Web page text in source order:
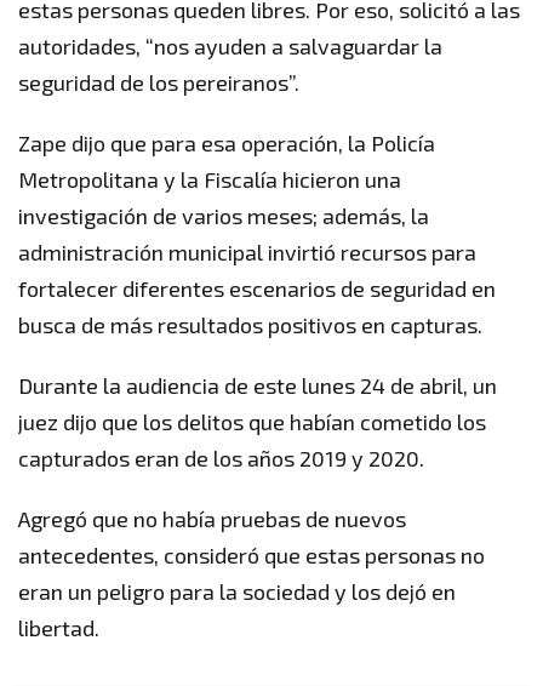
estas personas queden libres. Por eso, solicitó a las
autoridades, “nos ayuden a salvaguardar la
seguridad de los pereiranos”.
Zape dijo que para esa operación, la Policía
Metropolitana y la Fiscalía hicieron una
investigación de varios meses; además, la
administración municipal invirtió recursos para
fortalecer diferentes escenarios de seguridad en
busca de más resultados positivos en capturas.
Durante la audiencia de este lunes 24 de abril, un
juez dijo que los delitos que habían cometido los
capturados eran de los años 2019 y 2020.
Agregó que no había pruebas de nuevos
antecedentes, consideró que estas personas no
eran un peligro para la sociedad y los dejó en
libertad.